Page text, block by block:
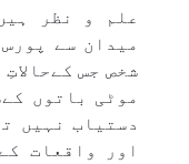
علم و نظر
میدان سے
شخص جس
موٹی باتوں
دستیاب نہیں
اور واقعات